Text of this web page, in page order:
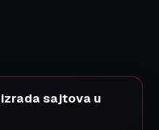
sajtova u